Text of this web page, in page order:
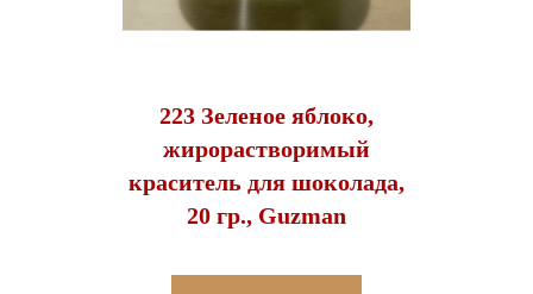
223 Зеленое яблоко,
жирорастворимый
краситель для шоколада,
20 гр., Guzman